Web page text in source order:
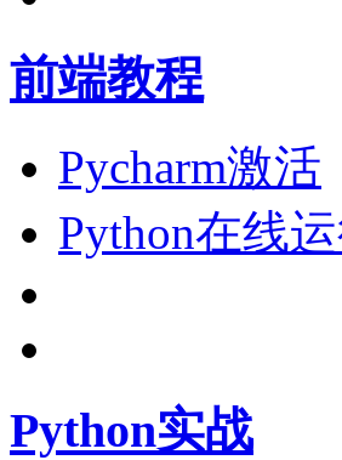
前端教程
Pycharm激活
Python在线
Python实战